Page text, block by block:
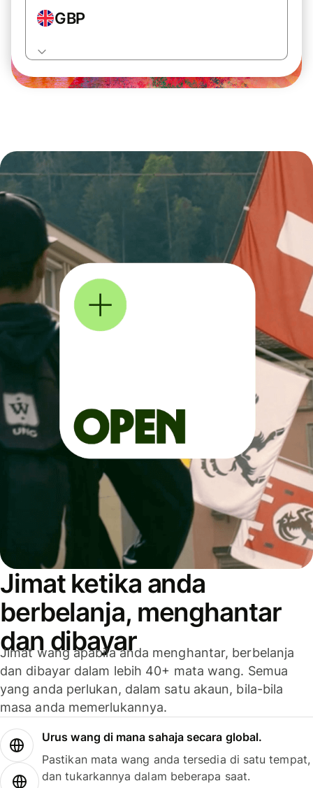
GBP
Jimat ketika anda
berbelanja, menghantar
dan dibayar
Jimat wang apabila anda menghantar, berbelanja
dan dibayar dalam lebih 40+ mata wang. Semua
yang anda perlukan, dalam satu akaun, bila-bila
masa anda memerlukannya.
Urus wang di mana sahaja secara global.
Pastikan mata wang anda tersedia di satu tempat,
dan tukarkannya dalam beberapa saat.